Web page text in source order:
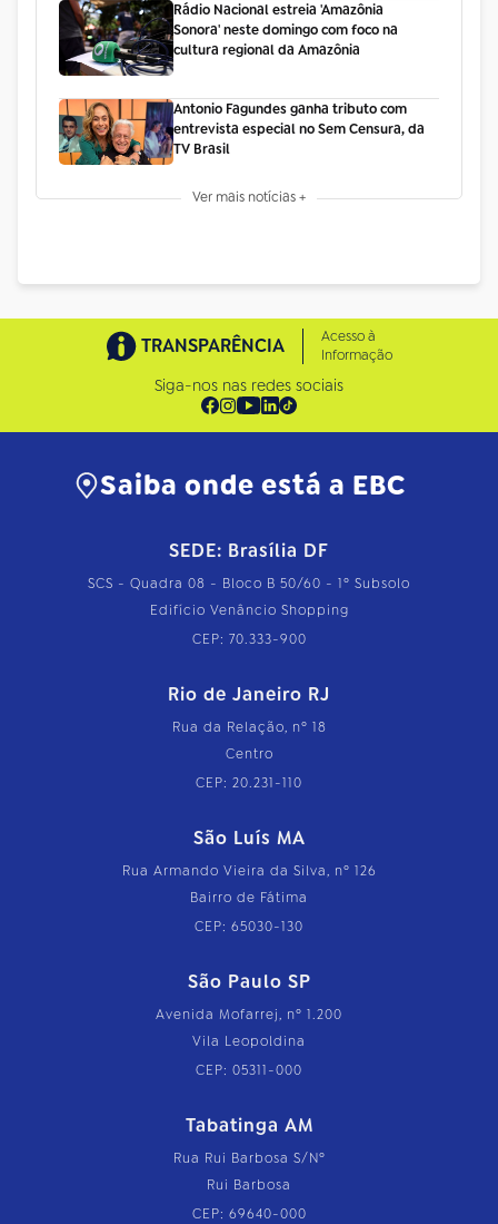
Rádio Nacional estreia 'Amazônia
Sonora' neste domingo com foco na
cultura regional da Amazônia
Antonio Fagundes ganha tributo com
entrevista especial no Sem Censura, da
TV Brasil
Ver mais notícias +
TRANSPARÊNCIA
Acesso à
Informação
Siga-nos nas redes sociais
Saiba onde está a EBC
SEDE: Brasília DF
SCS - Quadra 08 - Bloco B 50/60 - 1º Subsolo
Edifício Venâncio Shopping
CEP: 70.333-900
Rio de Janeiro RJ
Rua da Relação, nº 18
Centro
CEP: 20.231-110
São Luís MA
Rua Armando Vieira da Silva, nº 126
Bairro de Fátima
CEP: 65030-130
São Paulo SP
Avenida Mofarrej, nº 1.200
Vila Leopoldina
CEP: 05311-000
Tabatinga AM
Rua Rui Barbosa S/Nº
Rui Barbosa
CEP: 69640-000